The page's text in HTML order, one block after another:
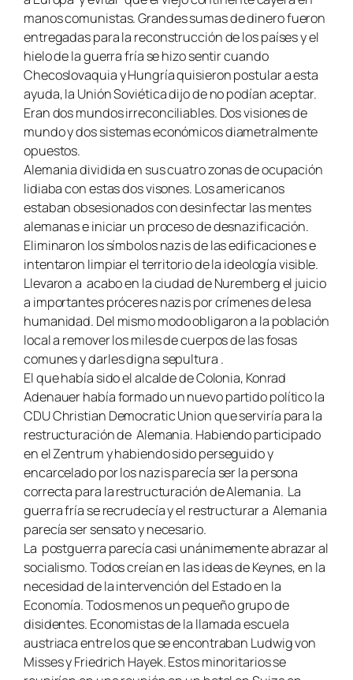
manos comunistas. Grandes sumas de dinero fueron
entregadas para la reconstrucción de los países y el
hielo de la guerra fría se hizo sentir cuando
Checoslovaquia y Hungría quisieron postular a esta
ayuda, la Unión Soviética dijo de no podían aceptar.
Eran dos mundos irreconciliables. Dos visiones de
mundo y dos sistemas económicos diametralmente
opuestos.
Alemania dividida en sus cuatro zonas de ocupación
lidiaba con estas dos visones. Los americanos
estaban obsesionados con desinfectar las mentes
alemanas e iniciar un proceso de desnazificación.
Eliminaron los símbolos nazis de las edificaciones e
intentaron limpiar el territorio de la ideología visible.
Llevaron a acabo en la ciudad de Nuremberg el juicio
a importantes próceres nazis por crímenes de lesa
humanidad. Del mismo modo obligaron a la población
local a remover los miles de cuerpos de las fosas
comunes y darles digna sepultura .
El que había sido el alcalde de Colonia, Konrad
Adenauer había formado un nuevo partido político la
CDU Christian Democratic Union que serviría para la
restructuración de Alemania. Habiendo participado
en el Zentrum y habiendo sido perseguido y
encarcelado por los nazis parecía ser la persona
correcta para la restructuración de Alemania. La
guerra fría se recrudecía y el restructurar a Alemania
parecía ser sensato y necesario.
La postguerra parecía casi unánimemente abrazar al
socialismo. Todos creían en las ideas de Keynes, en la
necesidad de la intervención del Estado en la
Economía. Todos menos un pequeño grupo de
disidentes. Economistas de la llamada escuela
austriaca entre los que se encontraban Ludwig von
Misses y Friedrich Hayek. Estos minoritarios se